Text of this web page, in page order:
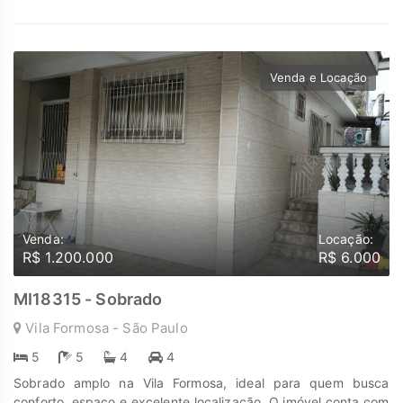
investimentos em oportunidades. Na Marengo Imóveis cada
passo é uma nova jornada, confie em nós para encontrar o
lugar onde sua história irá brilhar.
www.marengoimoveis.com.br 11-99203-8087
Venda e Locação
Venda:
R$ 1.200.000
Locação:
R$ 6.000
MI18315 - Sobrado
Vila Formosa - São Paulo
5 5 4
4
Sobrado amplo na Vila Formosa, ideal para quem busca